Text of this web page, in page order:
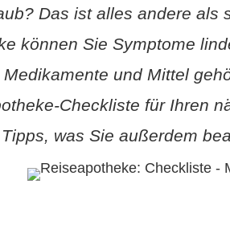
Das ist alles andere als
können Sie Symptome
und Mittel
Checkliste für Ihren
was Sie außerdem